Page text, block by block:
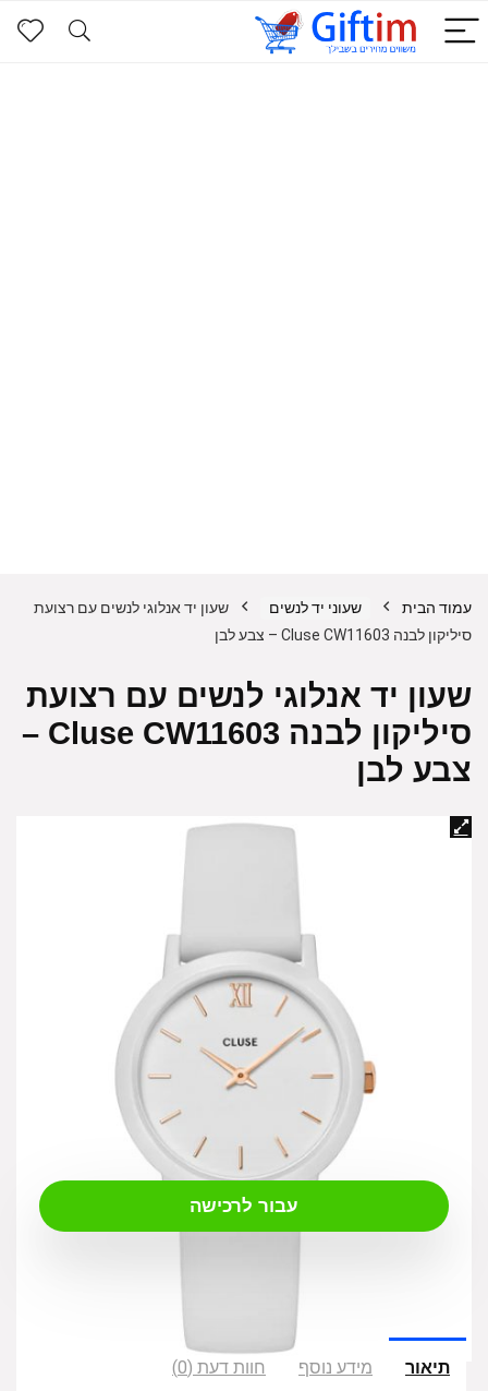
עמוד הבית שעוני יד לנשים
שעון יד אנלוגי לנשים עם רצועת
סיליקון לבנה Cluse CW11603 – צבע לבן
שעון יד אנלוגי לנשים עם רצועת
סיליקון לבנה Cluse CW11603 –
צבע לבן
עבור לרכישה
תיאור מידע נוסף חוות דעת (0)